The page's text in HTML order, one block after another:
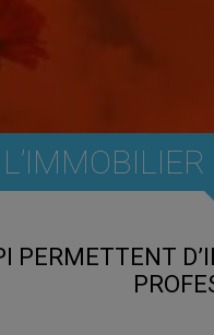
PERMETTENT